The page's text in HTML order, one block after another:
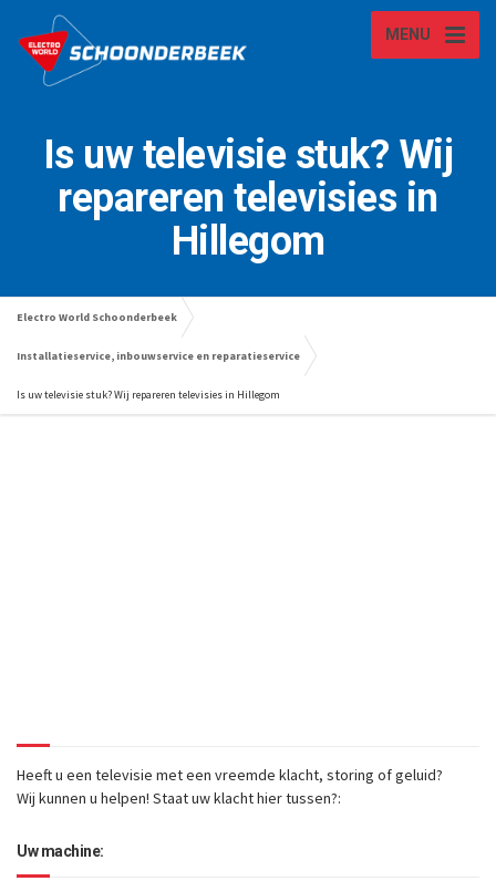
MENU
Is uw televisie stuk? Wij
repareren televisies in
Hillegom
Electro World Schoonderbeek
Installatieservice, inbouwservice en reparatieservice
Is uw televisie stuk? Wij repareren televisies in Hillegom
Heeft u een televisie met een vreemde klacht, storing of geluid?
Wij kunnen u helpen! Staat uw klacht hier tussen?:
Uw machine: